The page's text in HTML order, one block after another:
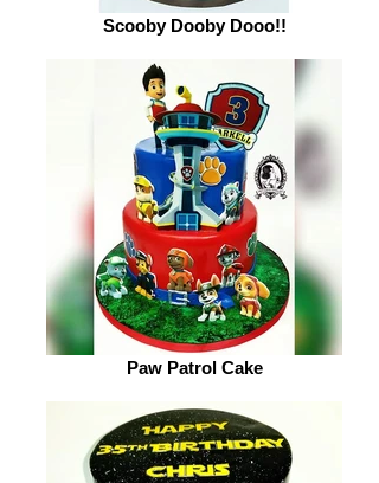
Scooby Dooby Dooo!!
Paw Patrol Cake